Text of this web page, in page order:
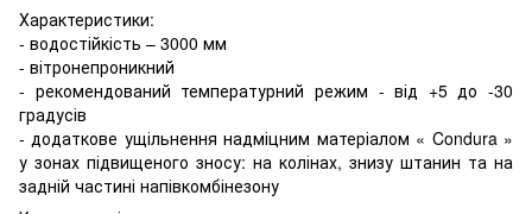
Характеристики:
- водостійкість – 3000 мм
- вітронепроникний
- рекомендований температурний режим - від +5 до -30
градусів
- додаткове ущільнення надміцним матеріалом « Condura»
у зонах підвищеного зносу: на колінах, знизу штанин та на
задній частині напівкомбінезону